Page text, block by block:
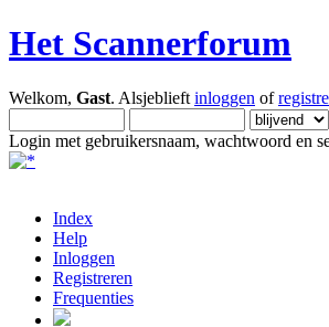
Het Scannerforum
Welkom, Gast. Alsjeblieft inloggen of
Login met gebruikersnaam, wachtwoord en
Index
Help
Inloggen
Registreren
Frequenties